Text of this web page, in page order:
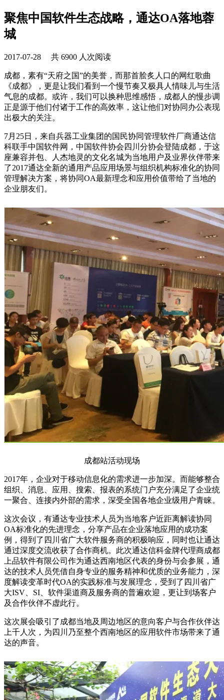
聚焦中国软件生态战略，通达OA落地蓉
城
2017-07-28 共 6900 人次阅读
成都，素有“天府之国”的美誉，而那首脍炙人口的网红歌曲
《成都》，更是让我们看到一个慢节奏又极具人情味儿与生活
气息的成都。或许，我们可以换种思维感悟，成都人的慢步调
正是源于他们付诸于工作的高效率，这让他们对协同办公表现
出极大的关注。
7月25日，来自兵器工业集团的国民协同管理软件厂商通达信
科联手中国软件网，中国软件协会四川分协会登陆成都，于这
座兼容并包、人杰地灵的文化名城为当地用户及业界伙伴带来
了2017通达全新的通用产品应用场景与组织机构标准化的协同
管理解决方案，将协同OA最新理念和应用价值带给了当地的
企业朋友们。
成都站活动现场
2017年，企业对于移动信息化的需求进一步加深。而能够整合
组织、消息、应用、搜索、报表的系统门户充分满足了企业统
一聚合、连接内外部的需求，深受全国各地企业级用户青睐。
这次会议，有通达专业技术人员为当地客户近距离解读协同
OA标准化的先进理念，分享产品在企业落地应用的成功案
例，得到了四川省广大软件服务商的积极响应，同时也让通达
通过深度交流收获了合作商机。此次通达信科金牌代理商成都
上品软件有限公司作为通达西南地区代表的身份与会参展，通
达的技术人员凭借自身专业的服务精神和优质的业务能力，深
度解读变革时代OA的实践标准与发展理念，受到了四川省广
大ISV、SI、软件渠道商及服务商的普遍欢迎，更让到场客户
及合作伙伴不虚此行。
这次展会吸引了成都当地及周边地区的意向客户与合作伙伴达
上千人次，为四川乃至整个西南地区的应用软件市场带来了通
达的声音。